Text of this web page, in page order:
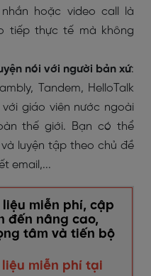
hoặc video call là
tiếp thực tế mà không
nói với người bản xứ:
Tandem, HelloTalk
giáo viên nước ngoài
thế giới. Bạn có thể
luyện tập theo chủ đề
email,...
miễn phí, cập
đến nâng cao,
tâm và tiến bộ
miễn phí tại